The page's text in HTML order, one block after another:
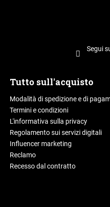
Segui
Tutto sull'acquisto
Modalità di spedizione e di
Termini e condizioni
L'informativa sulla privacy
Regolamento sui servizi digitali
Influencer marketing
Reclamo
Recesso dal contratto